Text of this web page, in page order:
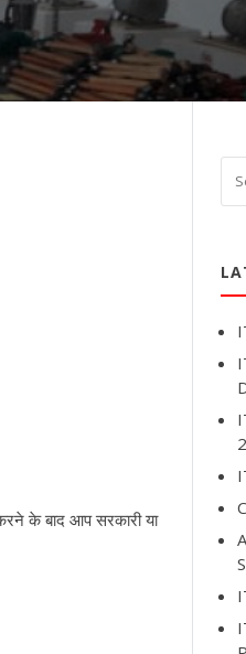
के बाद आप सरकारी या